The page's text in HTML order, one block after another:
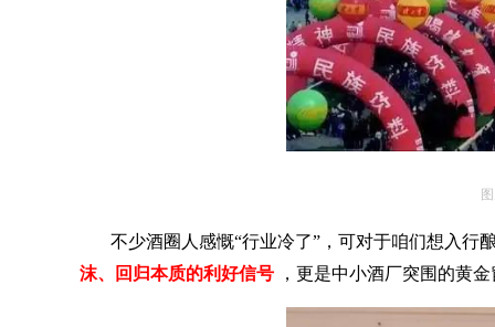
不少酒圈人感慨“行业冷了”，可对于咱们想入行
沫、回归本质的利好信号
，更是中小酒厂突围的黄